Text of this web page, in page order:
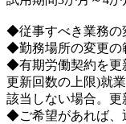
◆従事すべき業務
◆勤務場所の変更
◆有期労働契約を更
更新回数の上限)就
該当しない場合。更
◆ご希望があれば、